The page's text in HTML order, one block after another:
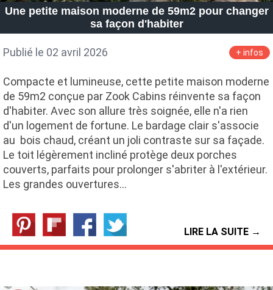
Une petite maison moderne de 59m2 pour changer
sa façon d'habiter
Publié le 02 avril 2026 + infos
Compacte et lumineuse, cette petite maison moderne
de 59m2 conçue par Zook Cabins réinvente sa façon
d'habiter. Avec son allure très soignée, elle n'a rien
d'un logement de fortune. Le bardage clair s'associe
au bois chaud, créant un joli contraste sur sa façade.
Le toit légèrement incliné protège deux porches
couverts, parfaits pour prolonger s'abriter à l'extérieur.
Les grandes ouvertures…
LIRE LA SUITE →